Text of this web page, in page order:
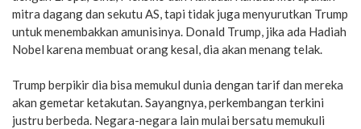
mitra dagang dan sekutu AS, tapi tidak juga menyurutkan Trump
untuk menembakkan amunisinya. Donald Trump, jika ada Hadiah
Nobel karena membuat orang kesal, dia akan menang telak.
Trump berpikir dia bisa memukul dunia dengan tarif dan mereka
akan gemetar ketakutan. Sayangnya, perkembangan terkini
justru berbeda. Negara-negara lain mulai bersatu memukuli